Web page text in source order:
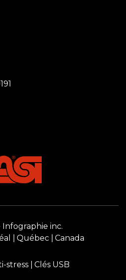
Infographie inc.
Québec Canada
stress Clés USB